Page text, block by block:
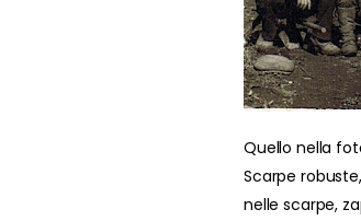
Quello nella
Scarpe
nelle scarpe,